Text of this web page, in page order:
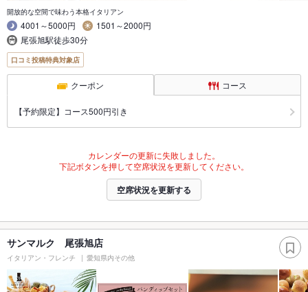
開放的な空間で味わう本格イタリアン
4001～5000円
1501～2000円
尾張旭駅徒歩30分
口コミ投稿特典対象店
クーポン コース
【予約限定】コース500円引き
カレンダーの更新に失敗しました。
下記ボタンを押して空席状況を更新してください。
空席状況を更新する
サンマルク 尾張旭店
イタリアン・フレンチ 愛知県内その他